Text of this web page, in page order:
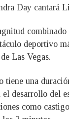
Day cantará
deportivo
Las Vegas.
tiene una
desarrollo del
como